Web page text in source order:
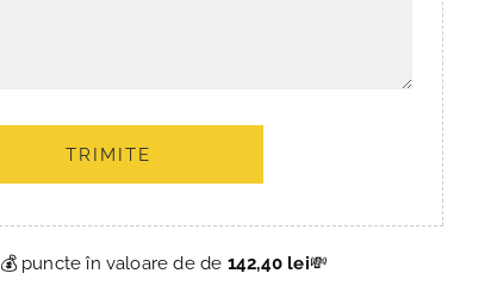
TRIMITE
💰 puncte în valoare de de 142,40 lei💸